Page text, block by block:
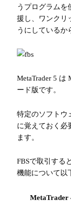
うプログラムを
援し、ワンクリ
うにしているか
MetaTrader 5 は
ード版です。
特定のソフトウ
に覚えておく必
ます。
FBSで取引する
機能について以
MetaTrader